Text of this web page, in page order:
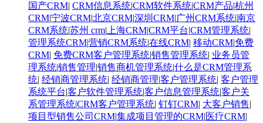
国产CRM| CRM信息系统|CRM软件系统|CRM产品|杭州
CRM|宁波CRM|北京CRM|深圳CRM|广州CRM系统|南京
CRM系统|苏州 crm| 上海CRM|CRM平台|CRM管理系统|
管理系统CRM|营销CRM系统|在线CRM| 移动CRM|免费
CRM| 免费CRM客户管理系统|销售管理系统| 业务员管
理系统|销售管理|销售商机管理系统|什么是CRM管理系
统| 经销商管理系统| 经销商管理|客户管理系统| 客户管理
系统平台|客户软件管理系统|客户信息管理系统|客户关
系管理系统|CRM客户管理系统| 钉钉CRM| 大客户销售|
项目型销售公司CRM|集成项目管理的CRM|医疗CRM|